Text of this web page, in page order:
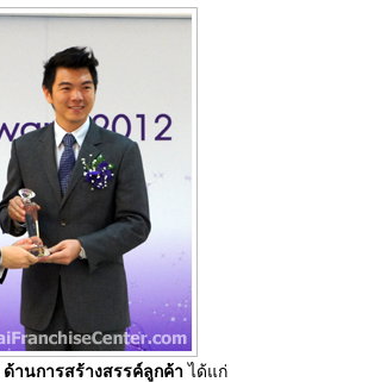
ด้านการสร้างสรรค์ลูกค้า ได้แก่